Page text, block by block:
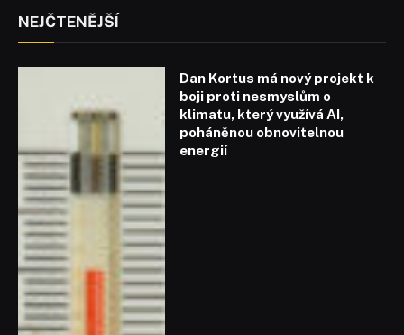
NEJČTENĚJŠÍ
Dan Kortus má nový projekt k
boji proti nesmyslům o
klimatu, který využívá AI,
poháněnou obnovitelnou
energií